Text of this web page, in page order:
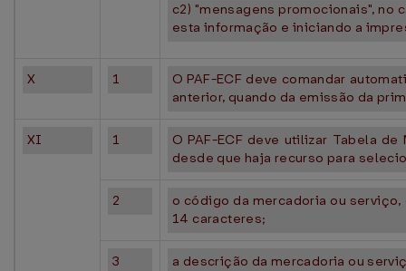
c2) "mensagens promocionais", no
esta informação e iniciando a
X 1
O PAF-ECF deve comandar
anterior, quando da emissão da
XI 1
O PAF-ECF deve utilizar Tabela
desde que haja recurso para
2
o código da mercadoria ou
14 caracteres;
3 a descrição da mercadoria ou